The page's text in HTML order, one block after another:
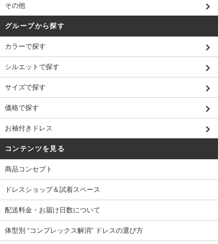
その他
グループから探す
カラーで探す
シルエットで探す
サイズで探す
価格で探す
お袖付きドレス
コンテンツを見る
商品コンセプト
ドレスショップ＆試着スペース
配送料金・お届け日数について
体型別 “コンプレックス解消” ドレスの選び方